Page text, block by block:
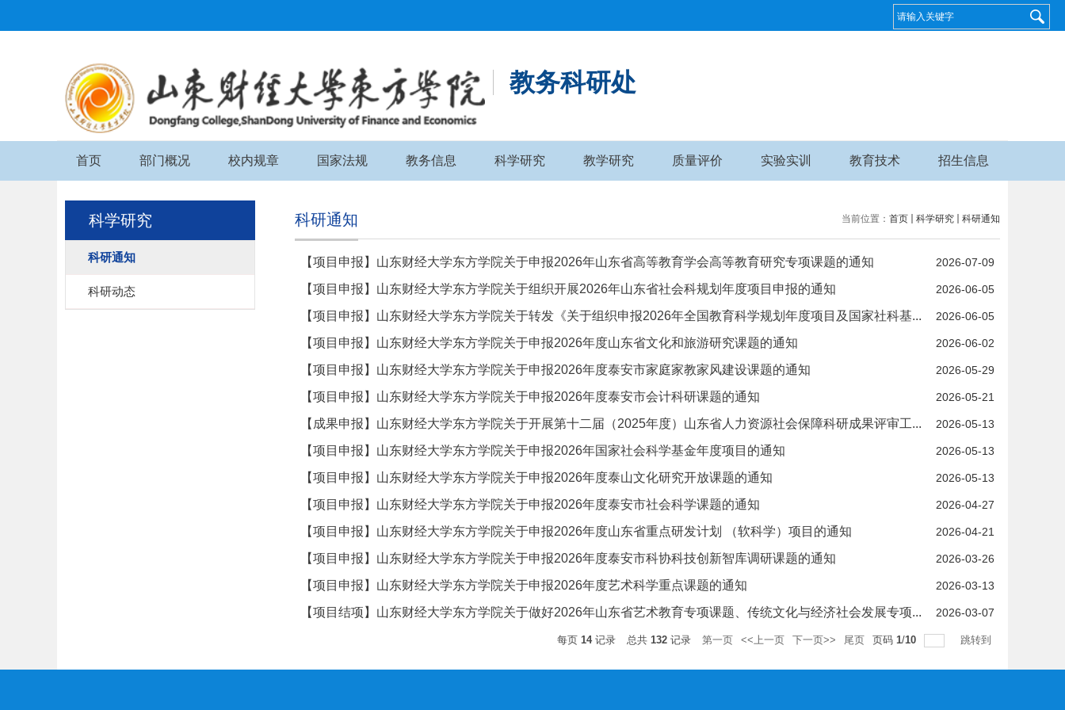
教务科研处
首页 部门概况 校内规章 国家法规 教务信息 科学研究 教学研究 质量评价 实验实训 教育技术 招生信息
科学研究
科研通知
科研动态
当前位置： 首页 科学研究 科研通知
科研通知
【项目申报】山东财经大学东方学院关于申报2026年山东省高等教育学会高等教育研究专项课题的通知 2026-07-09
【项目申报】山东财经大学东方学院关于组织开展2026年山东省社会科规划年度项目申报的通知 2026-06-05
【项目申报】山东财经大学东方学院关于转发《关于组织申报2026年全国教育科学规划年度项目及国家社科基... 2026-06-05
【项目申报】山东财经大学东方学院关于申报2026年度山东省文化和旅游研究课题的通知 2026-06-02
【项目申报】山东财经大学东方学院关于申报2026年度泰安市家庭家教家风建设课题的通知 2026-05-29
【项目申报】山东财经大学东方学院关于申报2026年度泰安市会计科研课题的通知 2026-05-21
【成果申报】山东财经大学东方学院关于开展第十二届（2025年度）山东省人力资源社会保障科研成果评审工... 2026-05-13
【项目申报】山东财经大学东方学院关于申报2026年国家社会科学基金年度项目的通知 2026-05-13
【项目申报】山东财经大学东方学院关于申报2026年度泰山文化研究开放课题的通知 2026-05-13
【项目申报】山东财经大学东方学院关于申报2026年度泰安市社会科学课题的通知 2026-04-27
【项目申报】山东财经大学东方学院关于申报2026年度山东省重点研发计划 （软科学）项目的通知 2026-04-21
【项目申报】山东财经大学东方学院关于申报2026年度泰安市科协科技创新智库调研课题的通知 2026-03-26
【项目申报】山东财经大学东方学院关于申报2026年度艺术科学重点课题的通知 2026-03-13
【项目结项】山东财经大学东方学院关于做好2026年山东省艺术教育专项课题、传统文化与经济社会发展专项... 2026-03-07
每页 14记录 总共 132 记录 第一页 <<上一页 下一页>> 尾页 页码 1/10 跳转到